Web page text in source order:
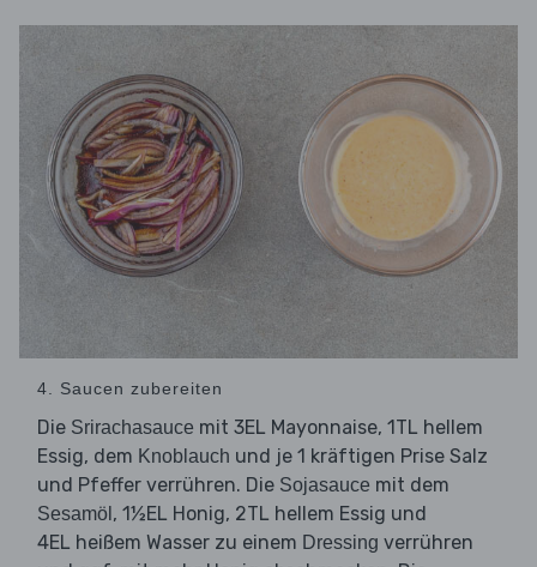
4. Saucen zubereiten
Die Srirachasauce mit 3EL Mayonnaise, 1TL hellem
Essig, dem Knoblauch und je 1 kräftigen Prise Salz
und Pfeffer verrühren. Die Sojasauce mit dem
Sesamöl , 1½EL Honig, 2TL hellem Essig und
4EL heißem Wasser zu einem Dressing verrühren